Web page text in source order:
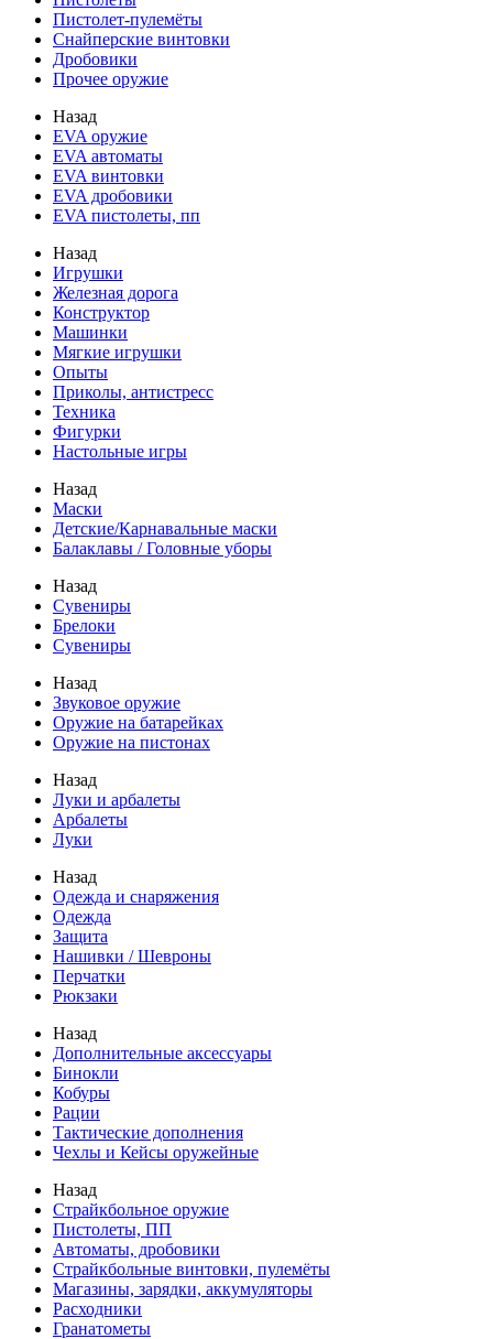
Пистолет-пулемёты
Снайперские винтовки
Дробовики
Прочее оружие
Назад
EVA оружие
EVA автоматы
EVA винтовки
EVA дробовики
EVA пистолеты, пп
Назад
Игрушки
Железная дорога
Конструктор
Машинки
Мягкие игрушки
Опыты
Приколы, антистресс
Техника
Фигурки
Настольные игры
Назад
Маски
Детские/Карнавальные маски
Балаклавы / Головные уборы
Назад
Сувениры
Брелоки
Сувениры
Назад
Звуковое оружие
Оружие на батарейках
Оружие на пистонах
Назад
Луки и арбалеты
Арбалеты
Луки
Назад
Одежда и снаряжения
Одежда
Защита
Нашивки / Шевроны
Перчатки
Рюкзаки
Назад
Дополнительные аксессуары
Бинокли
Кобуры
Рации
Тактические дополнения
Чехлы и Кейсы оружейные
Назад
Страйкбольное оружие
Пистолеты, ПП
Автоматы, дробовики
Страйкбольные винтовки, пулемёты
Магазины, зарядки, аккумуляторы
Расходники
Гранатометы